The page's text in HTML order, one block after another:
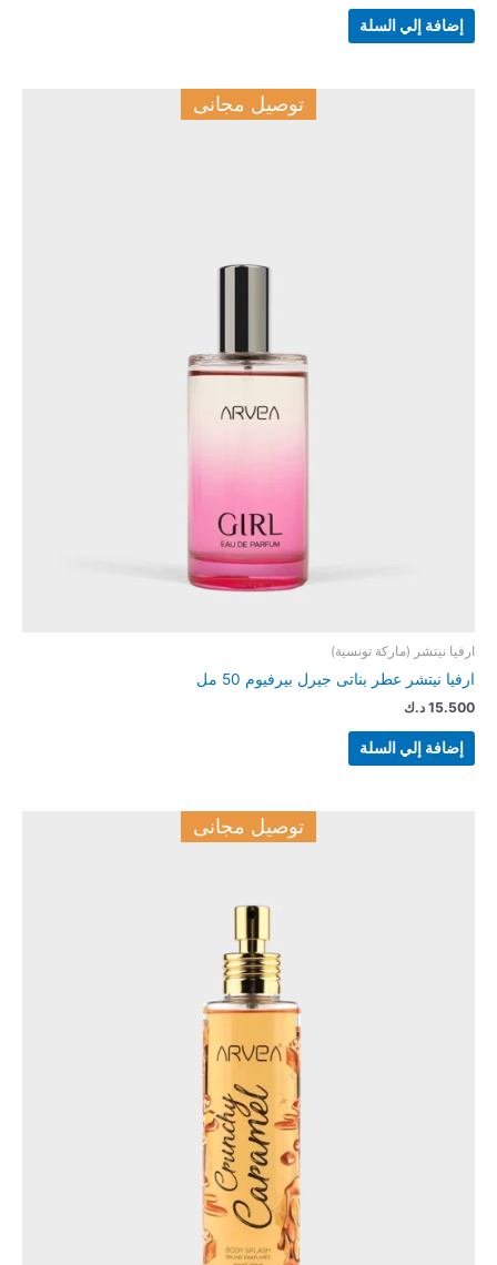
إضافة إلي السلة
توصيل مجانى
ارفيا نيتشر (ماركة تونسية)
ارفيا نيتشر عطر بناتى جيرل بيرفيوم 50 مل
15.500 د.ك
إضافة إلي السلة
توصيل مجانى